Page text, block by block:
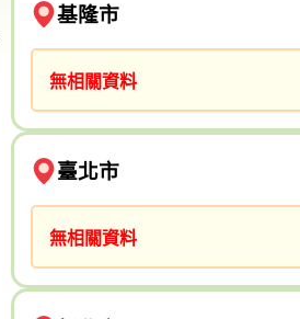
基隆市
無相關資料
臺北市
無相關資料